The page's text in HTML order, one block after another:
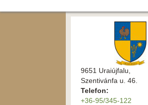
9651 Uraiújfalu,
Szentivánfa u. 46.
Telefon:
+36-95/345-122